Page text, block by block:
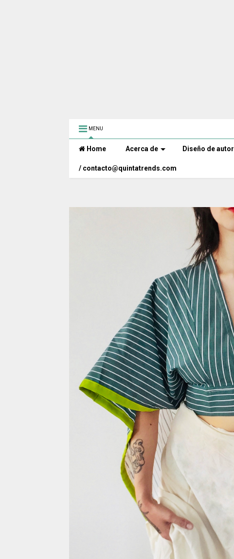
MENU
Home Acerca de Diseño de autor
/ contacto@quintatrends.com